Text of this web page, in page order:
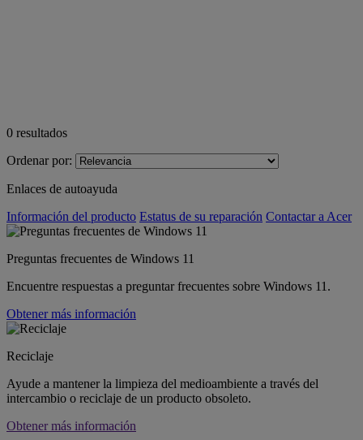
0 resultados
Ordenar por:
Enlaces de autoayuda
Información del producto Estatus de su reparación Contactar a Acer
Preguntas frecuentes de Windows 11
Encuentre respuestas a preguntar frecuentes sobre Windows 11.
Obtener más información
Reciclaje
Ayude a mantener la limpieza del medioambiente a través del
intercambio o reciclaje de un producto obsoleto.
Obtener más información